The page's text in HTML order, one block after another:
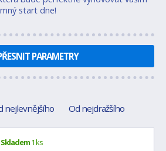
start dne!
PARAMETRY
nejlevnějšího Od nejdražšího
Skladem1 ks